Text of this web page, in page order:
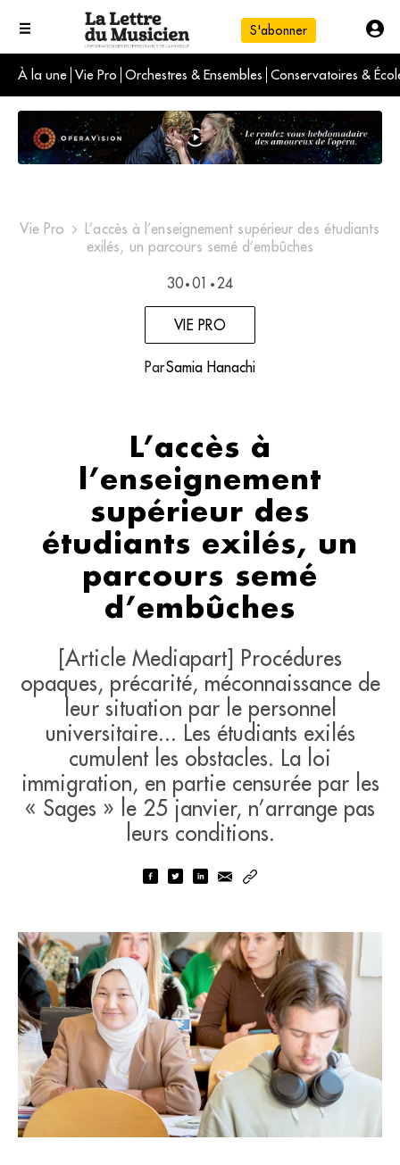
S'abonner
À la une Vie Pro Orchestres & Ensembles Conservatoires &
L'info du jour
Le numéro du mois
International
Vie Pro
L’accès à l’enseignement supérieur des étudiants
exilés, un parcours semé d’embûches
30 • 01 • 24
VIE PRO
ParSamia Hanachi
L’accès à
l’enseignement
supérieur des
étudiants exilés, un
parcours semé
d’embûches
[Article Mediapart] Procédures
opaques, précarité, méconnaissance de
leur situation par le personnel
universitaire... Les étudiants exilés
cumulent les obstacles. La loi
immigration, en partie censurée par les
« Sages » le 25 janvier, n’arrange pas
leurs conditions.